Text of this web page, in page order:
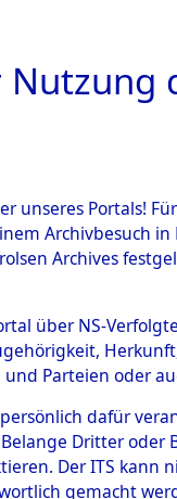
unseres Portals!
Archivbesuch
Archives
über NS-
Parteien oder
dafür
Dritter
Der ITS
gemacht